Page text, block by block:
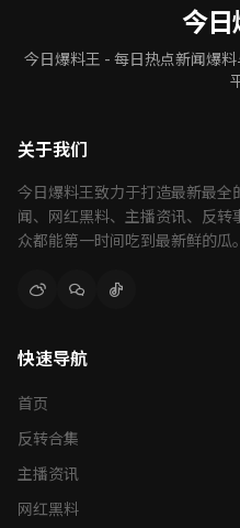
今
今日爆料王 - 每日热点新闻爆
关于我们
今日爆料王致力于打造最新最
闻、网红黑料、主播资讯、反
众都能第一时间吃到最新鲜的瓜。
快速导航
首页
反转合集
主播资讯
网红黑料